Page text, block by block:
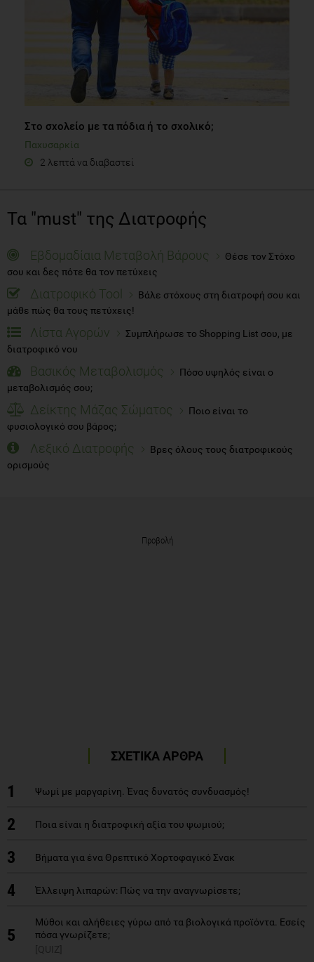
Στο σχολείο με τα πόδια ή το σχολικό;
Παχυσαρκία
2 λεπτά να διαβαστεί
Τα "must" της Διατροφής
Εβδομαδίαια Μεταβολή Βάρους
Θέσε τον Στόχο
σου και δες πότε θα τον πετύχεις
Διατροφικό Tool
Βάλε στόχους στη διατροφή σου και
μάθε πώς θα τους πετύχεις!
Λίστα Αγορών
Συμπλήρωσε το Shopping List σου, με
διατροφικό νου
Βασικός Μεταβολισμός
Πόσο υψηλός είναι ο
μεταβολισμός σου;
Δείκτης Μάζας Σώματος
Ποιο είναι το
φυσιολογικό σου βάρος;
Λεξικό Διατροφής
Βρες όλους τους διατροφικούς
ορισμούς
Προβολή
ΣΧΕΤΙΚΑ ΑΡΘΡΑ
1 Ψωμί με μαργαρίνη. Ένας δυνατός συνδυασμός!
2 Ποια είναι η διατροφική αξία του ψωμιού;
3 Βήματα για ένα Θρεπτικό Χορτοφαγικό Σνακ
4 Έλλειψη λιπαρών: Πώς να την αναγνωρίσετε;
5
Μύθοι και αλήθειες γύρω από τα βιολογικά προϊόντα. Εσείς
πόσα γνωρίζετε;
[QUIZ]